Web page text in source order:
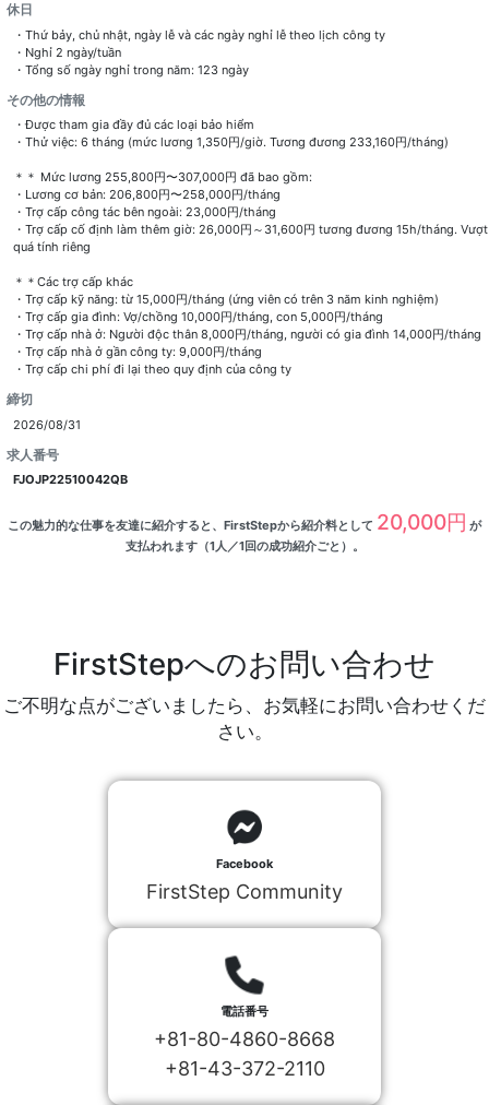
休日
・Thứ bảy, chủ nhật, ngày lễ và các ngày nghỉ lễ theo lịch công ty
・Nghỉ 2 ngày/tuần
・Tổng số ngày nghỉ trong năm: 123 ngày
その他の情報
・Được tham gia đầy đủ các loại bảo hiểm
・Thử việc: 6 tháng (mức lương 1,350円/giờ. Tương đương 233,160円/tháng)
＊＊ Mức lương 255,800円〜307,000円 đã bao gồm:
・Lương cơ bản: 206,800円〜258,000円/tháng
・Trợ cấp công tác bên ngoài: 23,000円/tháng
・Trợ cấp cố định làm thêm giờ: 26,000円～31,600円 tương đương 15h/tháng. Vượt
quá tính riêng
＊＊Các trợ cấp khác
・Trợ cấp kỹ năng: từ 15,000円/tháng (ứng viên có trên 3 năm kinh nghiệm)
・Trợ cấp gia đình: Vợ/chồng 10,000円/tháng, con 5,000円/tháng
・Trợ cấp nhà ở: Người độc thân 8,000円/tháng, người có gia đình 14,000円/tháng
・Trợ cấp nhà ở gần công ty: 9,000円/tháng
・Trợ cấp chi phí đi lại theo quy định của công ty
締切
2026/08/31
求人番号
FJOJP22510042QB
この魅力的な仕事を友達に紹介すると、FirstStepから紹介料として 20,000円 が
支払われます（1人／1回の成功紹介ごと）。
FirstStepへのお問い合わせ
ご不明な点がございましたら、お気軽にお問い合わせくだ
さい。
Facebook
FirstStep Community
電話番号
+81-80-4860-8668
+81-43-372-2110